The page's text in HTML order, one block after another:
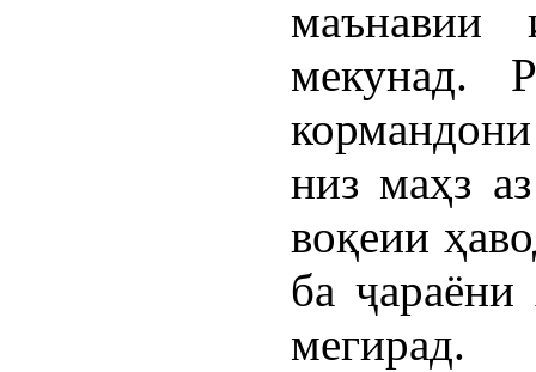
маънавии
мекунад.
низ маҳз
воқеии
ба
мегирад.